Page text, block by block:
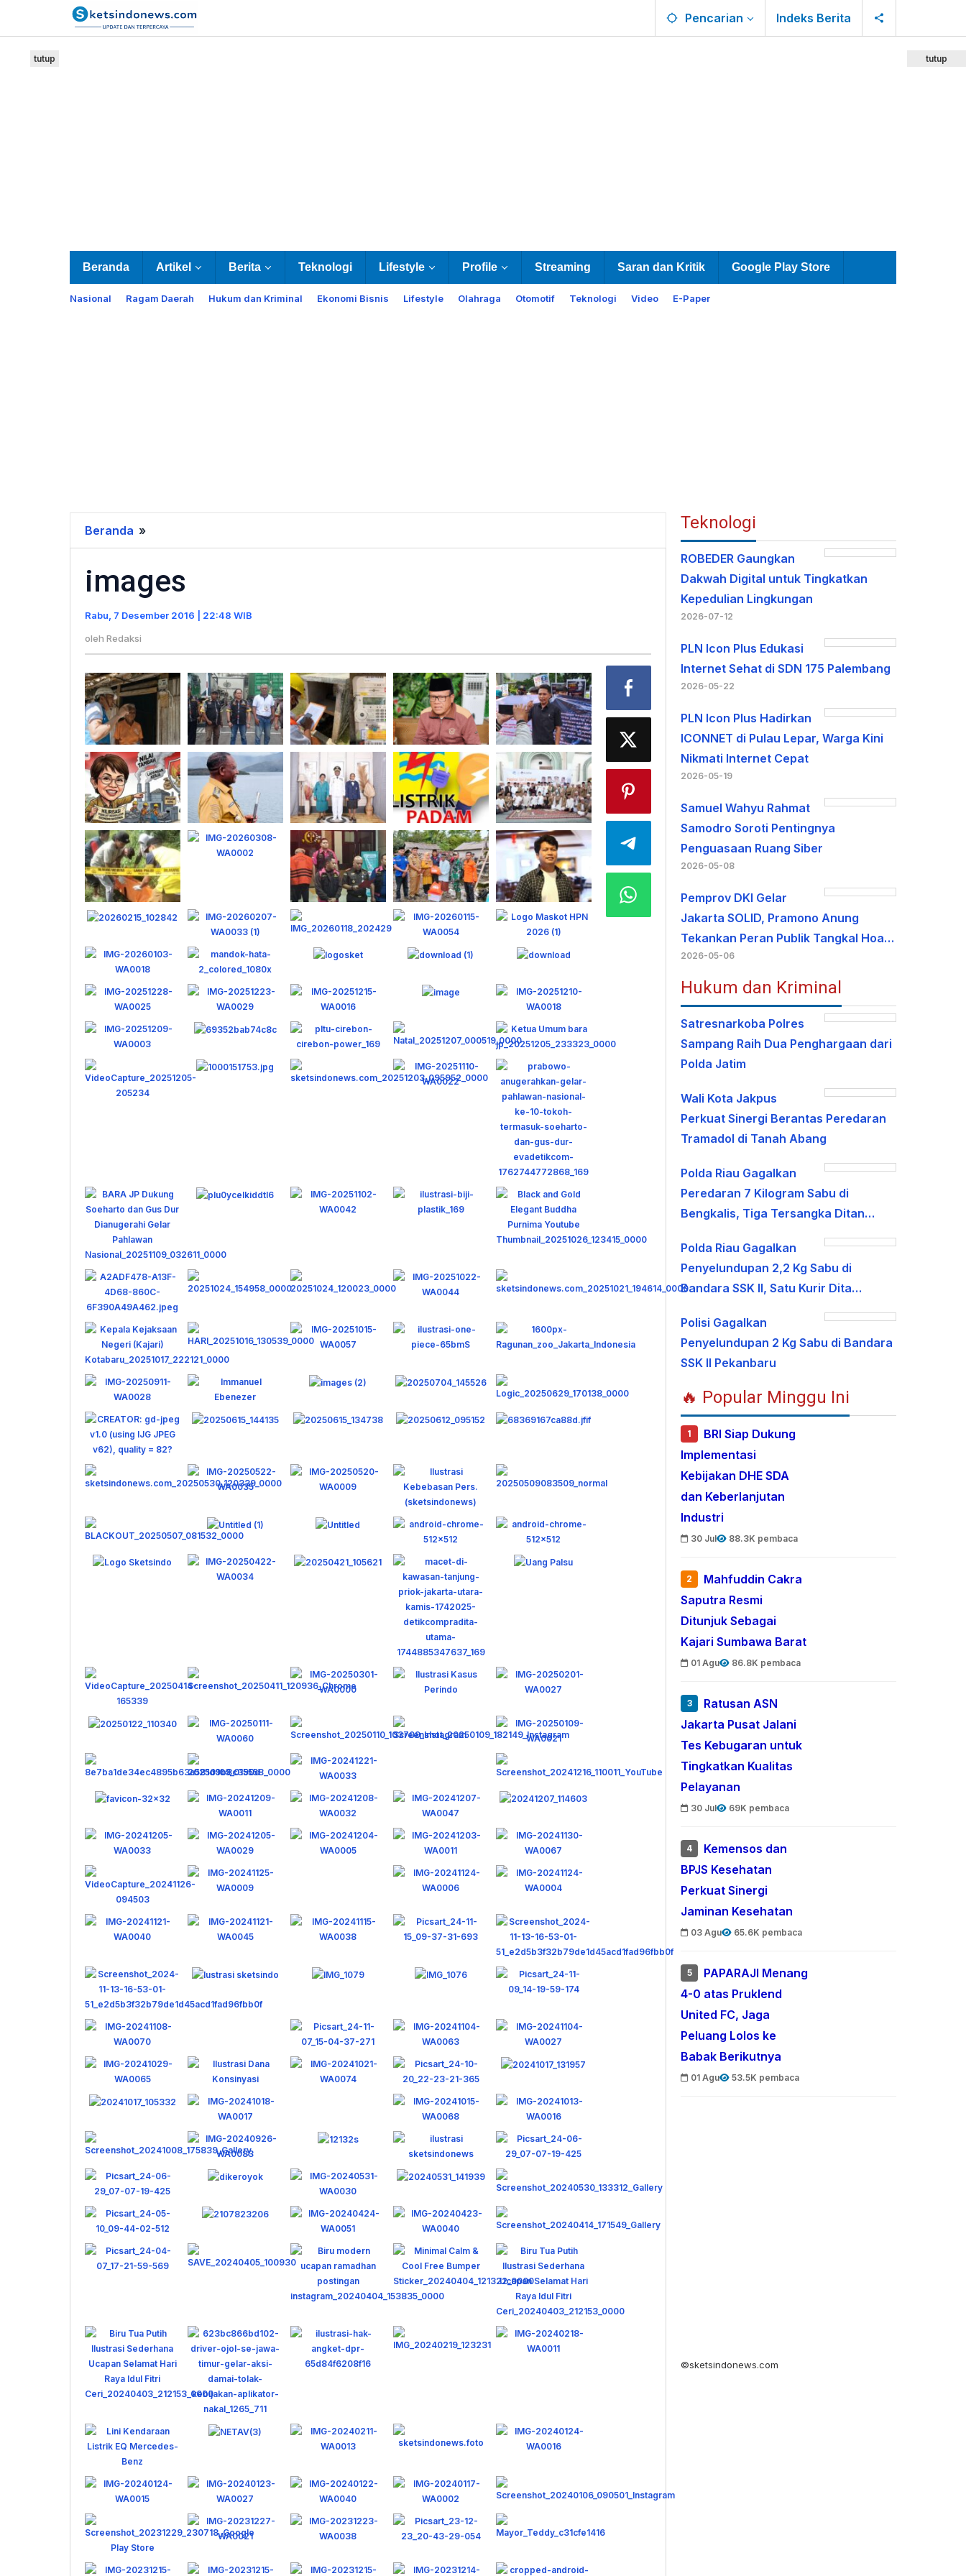
Pencarian Indeks Berita
Beranda Artikel Berita Teknologi Lifestyle Profile Streaming Saran dan Kritik Google Play Store
Nasional Ragam Daerah Hukum dan Kriminal Ekonomi Bisnis Lifestyle Olahraga Otomotif Teknologi Video E-Paper
tutup tutup
Beranda »
images
Rabu, 7 Desember 2016 | 22:48 WIB
oleh Redaksi
Teknologi
ROBEDER Gaungkan
Dakwah Digital untuk Tingkatkan
Kepedulian Lingkungan
2026-07-12
PLN Icon Plus Edukasi
Internet Sehat di SDN 175 Palembang
2026-05-22
PLN Icon Plus Hadirkan
ICONNET di Pulau Lepar, Warga Kini
Nikmati Internet Cepat
2026-05-19
Samuel Wahyu Rahmat
Samodro Soroti Pentingnya
Penguasaan Ruang Siber
2026-05-08
Pemprov DKI Gelar
Jakarta SOLID, Pramono Anung
Tekankan Peran Publik Tangkal Hoa…
2026-05-06
Hukum dan Kriminal
Satresnarkoba Polres
Sampang Raih Dua Penghargaan dari
Polda Jatim
Wali Kota Jakpus
Perkuat Sinergi Berantas Peredaran
Tramadol di Tanah Abang
Polda Riau Gagalkan
Peredaran 7 Kilogram Sabu di
Bengkalis, Tiga Tersangka Ditan…
Polda Riau Gagalkan
Penyelundupan 2,2 Kg Sabu di
Bandara SSK II, Satu Kurir Dita…
Polisi Gagalkan
Penyelundupan 2 Kg Sabu di Bandara
SSK II Pekanbaru
🔥 Popular Minggu Ini
1
BRI Siap Dukung
Implementasi
Kebijakan DHE SDA
dan Keberlanjutan
Industri
30 Jul 88.3K pembaca
2
Mahfuddin Cakra
Saputra Resmi
Ditunjuk Sebagai
Kajari Sumbawa Barat
01 Agu 86.8K pembaca
3
Ratusan ASN
Jakarta Pusat Jalani
Tes Kebugaran untuk
Tingkatkan Kualitas
Pelayanan
30 Jul 69K pembaca
4
Kemensos dan
BPJS Kesehatan
Perkuat Sinergi
Jaminan Kesehatan
03 Agu 65.6K pembaca
5
PAPARAJI Menang
4-0 atas Pruklend
United FC, Jaga
Peluang Lolos ke
Babak Berikutnya
01 Agu 53.5K pembaca
©sketsindonews.com